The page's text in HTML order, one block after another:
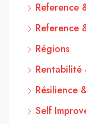
Reference
Reference
Régions
Rentabilité
Résilience
Self